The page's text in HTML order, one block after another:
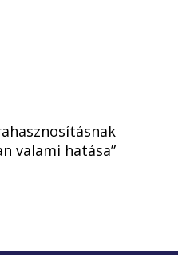
valami hatása”